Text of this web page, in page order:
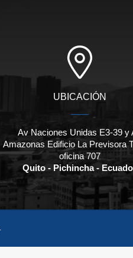
UBICACIÓN
Av Naciones Unidas E3-39 y
Amazonas Edificio La Previsora
oficina 707
Quito - Pichincha -